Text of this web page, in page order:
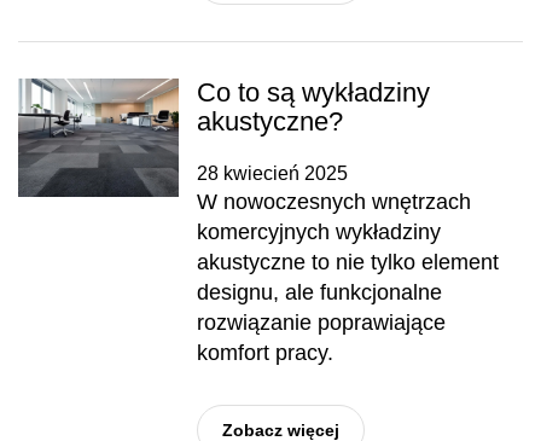
Co to są wykładziny
akustyczne?
28 kwiecień 2025
W nowoczesnych wnętrzach
komercyjnych wykładziny
akustyczne to nie tylko element
designu, ale funkcjonalne
rozwiązanie poprawiające
komfort pracy.
Zobacz więcej